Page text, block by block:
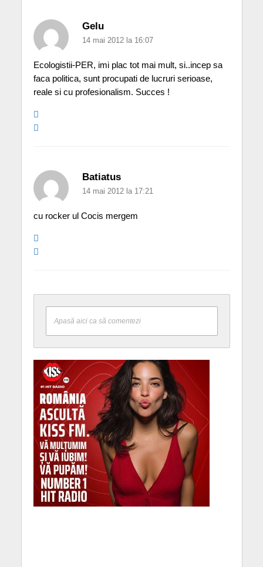
Gelu
14 mai 2012 la 16:07
Ecologistii-PER, imi plac tot mai mult, si..incep sa
faca politica, sunt procupati de lucruri serioase,
reale si cu profesionalism. Succes !
Batiatus
14 mai 2012 la 17:21
cu rocker ul Cocis mergem
Apasă aici ca să comentezi